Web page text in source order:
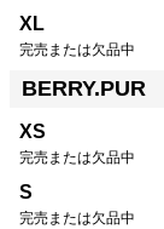
XL
完売または欠品中
BERRY.PUR
XS
完売または欠品中
S
完売または欠品中